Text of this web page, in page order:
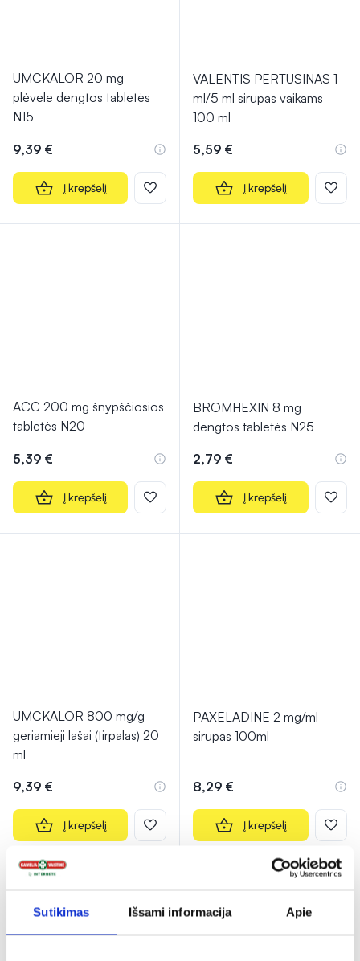
Sutikimas Išsami informacija Apie
UMCKALOR 20 mg
plėvele dengtos tabletės
N15
9,39 €
Į krepšelį
VALENTIS PERTUSINAS 1
ml/5 ml sirupas vaikams
100 ml
5,59 €
Į krepšelį
ACC 200 mg šnypščiosios
tabletės N20
5,39 €
Į krepšelį
BROMHEXIN 8 mg
dengtos tabletės N25
2,79 €
Į krepšelį
UMCKALOR 800 mg/g
geriamieji lašai (tirpalas) 20
ml
9,39 €
Į krepšelį
PAXELADINE 2 mg/ml
sirupas 100ml
8,29 €
Į krepšelį